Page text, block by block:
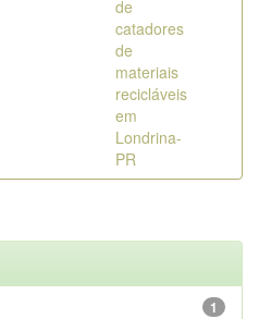
de
catadores
de
materiais
recicláveis
em
Londrina-
PR
1